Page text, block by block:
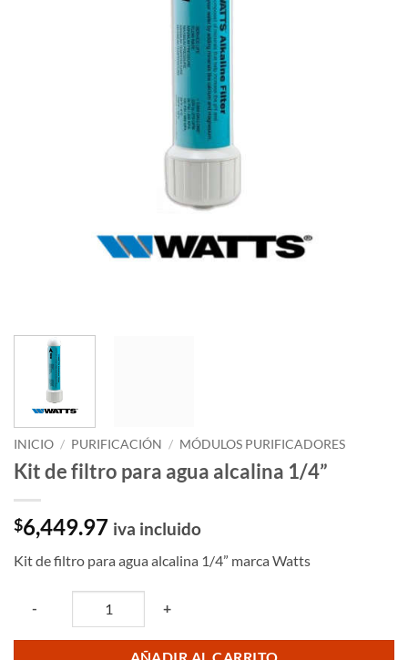
INICIO / PURIFICACIÓN / MÓDULOS PURIFICADORES
Kit de filtro para agua alcalina 1/4”
$6,449.97 iva incluido
Kit de filtro para agua alcalina 1/4” marca Watts
- +